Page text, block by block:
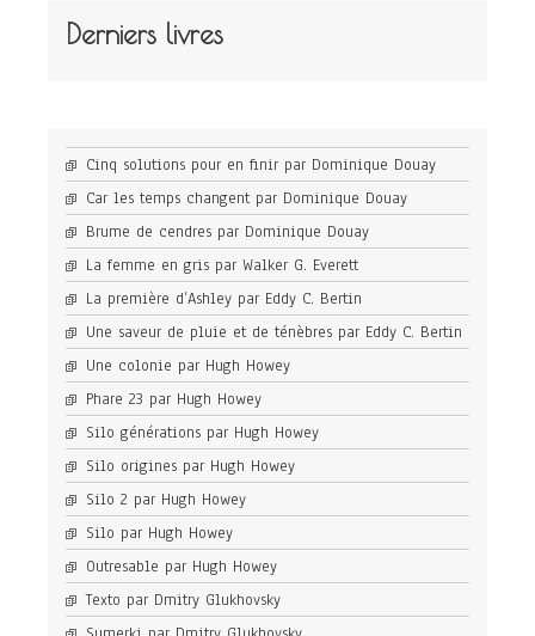
Derniers livres
Cinq solutions pour en finir par Dominique Douay
Car les temps changent par Dominique Douay
Brume de cendres par Dominique Douay
La femme en gris par Walker G. Everett
La première d’Ashley par Eddy C. Bertin
Une saveur de pluie et de ténèbres par Eddy C. Bertin
Une colonie par Hugh Howey
Phare 23 par Hugh Howey
Silo générations par Hugh Howey
Silo origines par Hugh Howey
Silo 2 par Hugh Howey
Silo par Hugh Howey
Outresable par Hugh Howey
Texto par Dmitry Glukhovsky